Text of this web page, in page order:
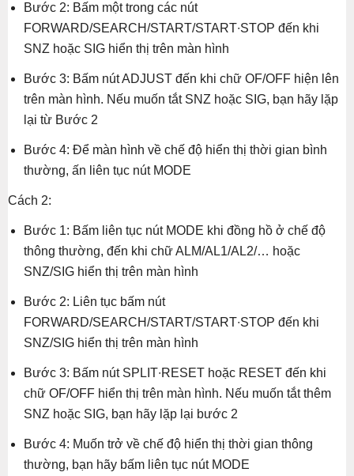
Bước 2: Bấm một trong các nút
FORWARD/SEARCH/START/START∙STOP đến khi
SNZ hoặc SIG hiển thị trên màn hình
Bước 3: Bấm nút ADJUST đến khi chữ OF/OFF hiện lên
trên màn hình. Nếu muốn tắt SNZ hoặc SIG, bạn hãy lặp
lại từ Bước 2
Bước 4: Để màn hình về chế độ hiển thị thời gian bình
thường, ấn liên tục nút MODE
Cách 2:
Bước 1: Bấm liên tục nút MODE khi đồng hồ ở chế độ
thông thường, đến khi chữ ALM/AL1/AL2/… hoặc
SNZ/SIG hiển thị trên màn hình
Bước 2: Liên tục bấm nút
FORWARD/SEARCH/START/START∙STOP đến khi
SNZ/SIG hiển thị trên màn hình
Bước 3: Bấm nút SPLIT∙RESET hoặc RESET đến khi
chữ OF/OFF hiển thị trên màn hình. Nếu muốn tắt thêm
SNZ hoặc SIG, bạn hãy lặp lại bước 2
Bước 4: Muốn trở về chế độ hiển thị thời gian thông
thường, bạn hãy bấm liên tục nút MODE